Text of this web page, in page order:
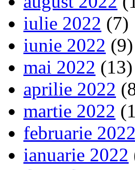
iulie 2022 (7)
iunie 2022 (9)
mai 2022 (13)
aprilie 2022
martie 2022
februarie 2022
ianuarie 2022